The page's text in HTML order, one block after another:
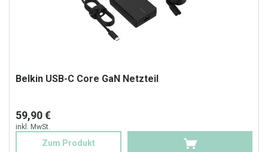
Belkin USB-C Core GaN Netzteil
59,90 €
inkl. MwSt.
Zum Produkt